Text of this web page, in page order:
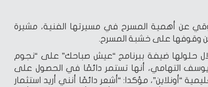
عن أهمية المسرح في مسيرتها الفنية، مشيرة
من وقوفها على خشبة المسرح.
حلولها ضيفة ببرنامج “عيش صباحك” على “نجوم
التهامي، أنها تستمر دائمًا في الحصول على
“أونلاين”، مؤكدا: “أشعر دائمًا أنني أريد استثمار